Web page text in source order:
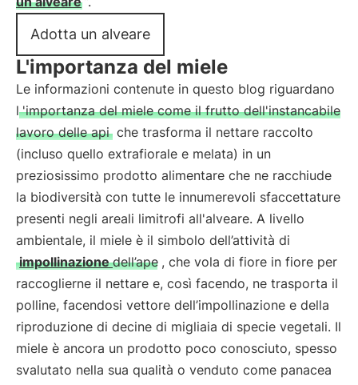
Adotta un alveare
L'importanza del miele
Le informazioni contenute in questo blog riguardano
l 'importanza del miele come il frutto dell'instancabile
lavoro delle api che trasforma il nettare raccolto
(incluso quello extrafiorale e melata) in un
preziosissimo prodotto alimentare che ne racchiude
la biodiversità con tutte le innumerevoli sfaccettature
presenti negli areali limitrofi all'alveare. A livello
ambientale, il miele è il simbolo dell’attività di
impollinazionedell’ape , che vola di fiore in fiore per
raccoglierne il nettare e, così facendo, ne trasporta il
polline, facendosi vettore dell’impollinazione e della
riproduzione di decine di migliaia di specie vegetali. Il
miele è ancora un prodotto poco conosciuto, spesso
svalutato nella sua qualità o venduto come panacea